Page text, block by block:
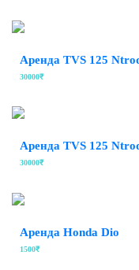
Аренда TVS 125
30000₹
Аренда TVS 125
30000₹
Аренда Honda Dio
1500₹